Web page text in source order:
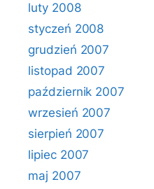
luty 2008
styczeń 2008
grudzień 2007
listopad 2007
październik 2007
wrzesień 2007
sierpień 2007
lipiec 2007
maj 2007